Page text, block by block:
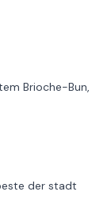
Brioche-
der stadt